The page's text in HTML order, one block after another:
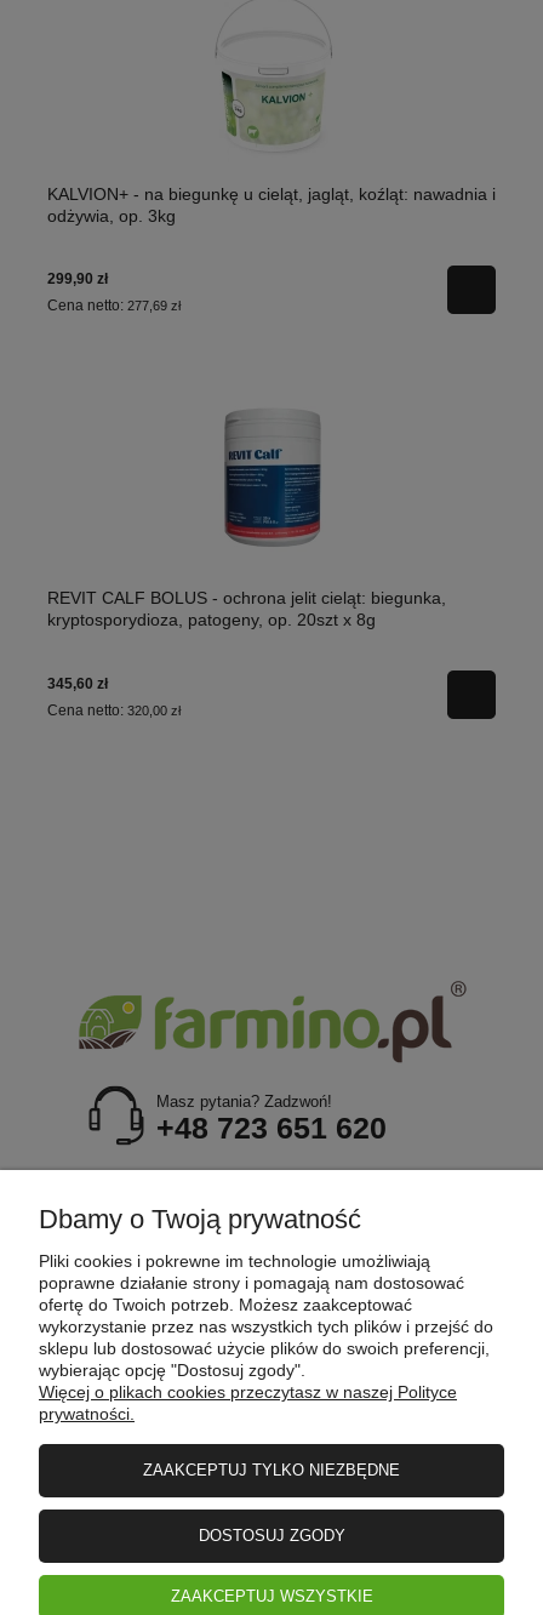
KALVION+ - na biegunkę u cieląt, jagląt, koźląt: nawadnia i
odżywia, op. 3kg
299,90 zł
Cena netto: 277,69 zł
REVIT CALF BOLUS - ochrona jelit cieląt: biegunka,
kryptosporydioza, patogeny, op. 20szt x 8g
345,60 zł
Cena netto: 320,00 zł
Masz pytania? Zadzwoń!
+48 723 651 620
MOJE KONTO
PŁATNOŚCI I DOSTAWA
O FIRMIE
Dbamy o Twoją prywatność
Pliki cookies i pokrewne im technologie umożliwiają
poprawne działanie strony i pomagają nam dostosować
ofertę do Twoich potrzeb. Możesz zaakceptować
wykorzystanie przez nas wszystkich tych plików i przejść do
sklepu lub dostosować użycie plików do swoich preferencji,
wybierając opcję "Dostosuj zgody".
Więcej o plikach cookies przeczytasz w naszej Polityce
prywatności.
ZAAKCEPTUJ TYLKO NIEZBĘDNE
DOSTOSUJ ZGODY
ZAAKCEPTUJ WSZYSTKIE